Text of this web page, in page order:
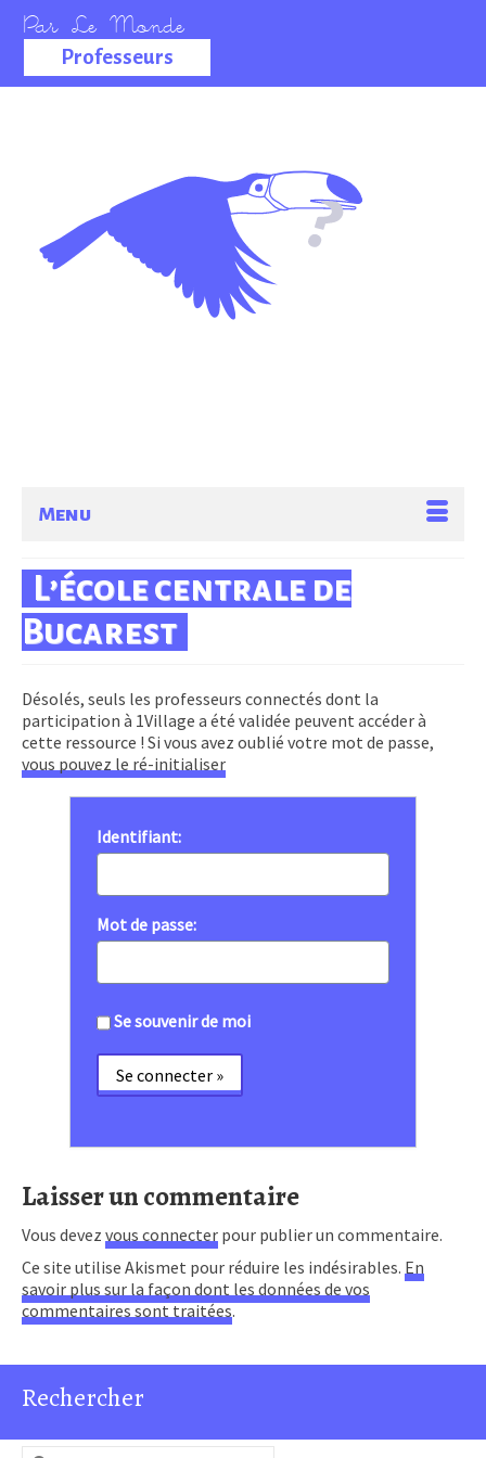
Professeurs
La salle des
professeurs
Menu
L’école centrale de
Bucarest
Désolés, seuls les professeurs connectés dont la
participation à 1Village a été validée peuvent accéder à
cette ressource ! Si vous avez oublié votre mot de passe,
vous pouvez le ré-initialiser
Identifiant:
Mot de passe:
Se souvenir de moi
Laisser un commentaire
Vous devez vous connecter pour publier un commentaire.
Ce site utilise Akismet pour réduire les indésirables. En
savoir plus sur la façon dont les données de vos
commentaires sont traitées.
Rechercher